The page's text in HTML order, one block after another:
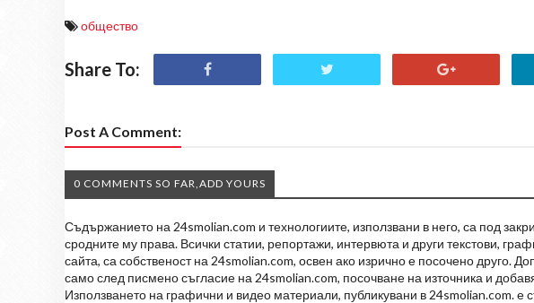
общество
Share To:
Post A Comment:
0 COMMENTS SO FAR,ADD YOURS
Съдържанието на 24smolian.com и технологиите, използвани в него, са под
сродните му права. Всички статии, репортажи, интервюта и други текстови,
сайта, са собственост на 24smolian.com, освен ако изрично е посочено друго.
само след писмено съгласие на 24smolian.com, посочване на източника и
Използването на графични и видео материали, публикувани в 24smolian.com.